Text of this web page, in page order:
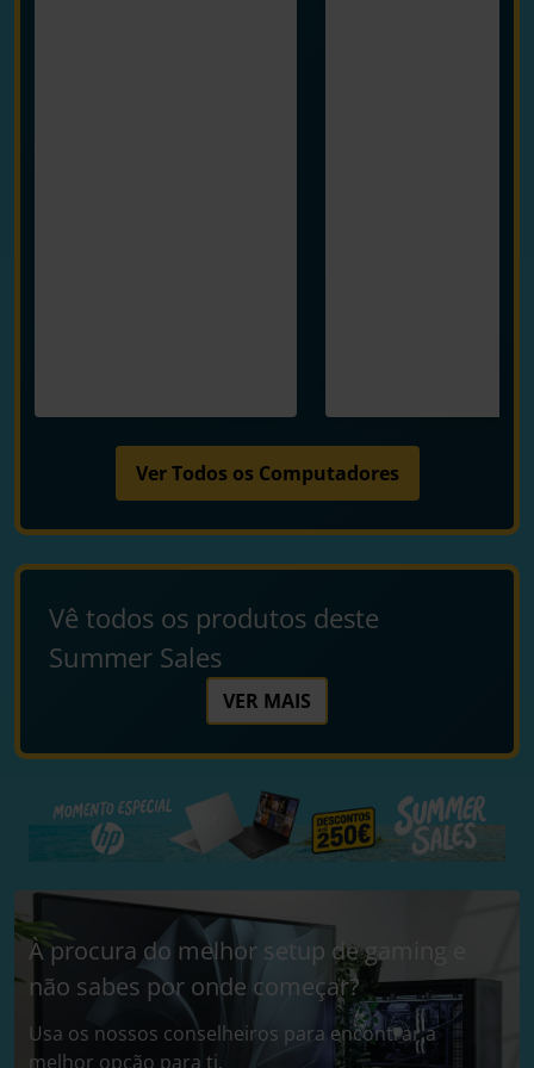
Ver Todos os Computadores
Vê todos os produtos deste
Summer Sales
VER MAIS
À procura do melhor setup de gaming e
não sabes por onde começar?
Usa os nossos conselheiros para encontrar a
melhor opção para ti.